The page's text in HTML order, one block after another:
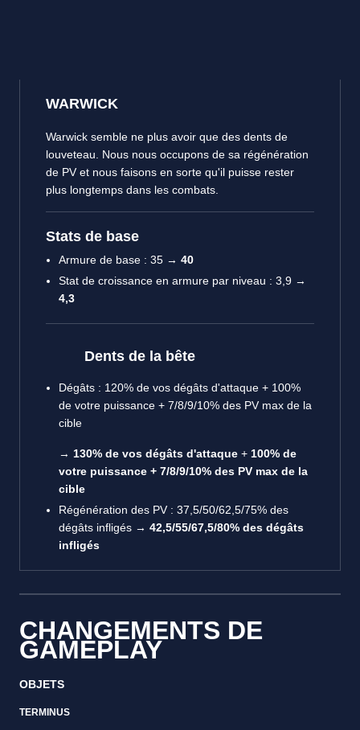
WARWICK
Warwick semble ne plus avoir que des dents de
louveteau. Nous nous occupons de sa régénération
de PV et nous faisons en sorte qu'il puisse rester
plus longtemps dans les combats.
Stats de base
Armure de base : 35 → 40
Stat de croissance en armure par niveau : 3,9 →
4,3
Dents de la bête
Dégâts : 120% de vos dégâts d'attaque + 100%
de votre puissance + 7/8/9/10% des PV max de la
cible
→ 130% de vos dégâts d'attaque + 100% de
votre puissance + 7/8/9/10% des PV max de la
cible
Régénération des PV : 37,5/50/62,5/75% des
dégâts infligés → 42,5/55/67,5/80% des dégâts
infligés
CHANGEMENTS DE
GAMEPLAY
OBJETS
TERMINUS